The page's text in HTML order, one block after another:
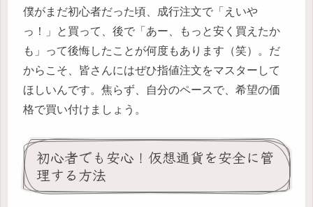
僕がまだ初心者だった頃、成行注文で「えいや
っ！」と買って、後で「あー、もっと安く買えたか
も」って後悔したことが何度もあります（笑）。だ
からこそ、皆さんにはぜひ指値注文をマスターして
ほしいんです。焦らず、自分のペースで、希望の価
格で買い付けましょう。
初心者でも安心！仮想通貨を安全に管
理する方法